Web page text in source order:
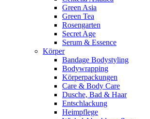
Green Asia
Green Tea
Rosengarten
Secret Age
Serum & Essence
Körper
Bandage Bodystyling
Bodywrapping
Körperpackungen
Care & Body Care
Dusche, Bad & Haar
Entschlackung
Heimpflege